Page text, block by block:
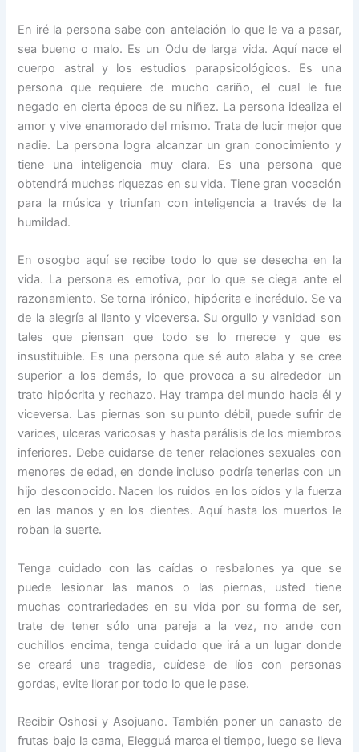
En iré la persona sabe con antelación lo que le va a pasar,
sea bueno o malo. Es un Odu de larga vida. Aquí nace el
cuerpo astral y los estudios parapsicológicos. Es una
persona que requiere de mucho cariño, el cual le fue
negado en cierta época de su niñez. La persona idealiza el
amor y vive enamorado del mismo. Trata de lucir mejor que
nadie. La persona logra alcanzar un gran conocimiento y
tiene una inteligencia muy clara. Es una persona que
obtendrá muchas riquezas en su vida. Tiene gran vocación
para la música y triunfan con inteligencia a través de la
humildad.
En osogbo aquí se recibe todo lo que se desecha en la
vida. La persona es emotiva, por lo que se ciega ante el
razonamiento. Se torna irónico, hipócrita e incrédulo. Se va
de la alegría al llanto y viceversa. Su orgullo y vanidad son
tales que piensan que todo se lo merece y que es
insustituible. Es una persona que sé auto alaba y se cree
superior a los demás, lo que provoca a su alrededor un
trato hipócrita y rechazo. Hay trampa del mundo hacia él y
viceversa. Las piernas son su punto débil, puede sufrir de
varices, ulceras varicosas y hasta parálisis de los miembros
inferiores. Debe cuidarse de tener relaciones sexuales con
menores de edad, en donde incluso podría tenerlas con un
hijo desconocido. Nacen los ruidos en los oídos y la fuerza
en las manos y en los dientes. Aquí hasta los muertos le
roban la suerte.
Tenga cuidado con las caídas o resbalones ya que se
puede lesionar las manos o las piernas, usted tiene
muchas contrariedades en su vida por su forma de ser,
trate de tener sólo una pareja a la vez, no ande con
cuchillos encima, tenga cuidado que irá a un lugar donde
se creará una tragedia, cuídese de líos con personas
gordas, evite llorar por todo lo que le pase.
Recibir Oshosi y Asojuano. También poner un canasto de
frutas bajo la cama, Elegguá marca el tiempo, luego se lleva